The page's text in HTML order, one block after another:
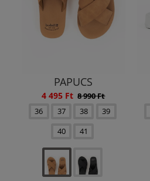
PAPUCS
4 495 Ft 8 990 Ft
36
37 38
39
40
41